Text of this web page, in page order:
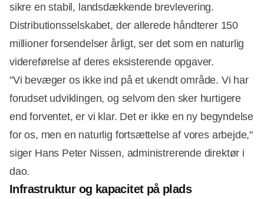
sikre en stabil, landsdækkende brevlevering.
Distributionsselskabet, der allerede håndterer 150
millioner forsendelser årligt, ser det som en naturlig
videreførelse af deres eksisterende opgaver.
"Vi bevæger os ikke ind på et ukendt område. Vi har
forudset udviklingen, og selvom den sker hurtigere
end forventet, er vi klar. Det er ikke en ny begyndelse
for os, men en naturlig fortsættelse af vores arbejde,"
siger Hans Peter Nissen, administrerende direktør i
dao.
Infrastruktur og kapacitet på plads